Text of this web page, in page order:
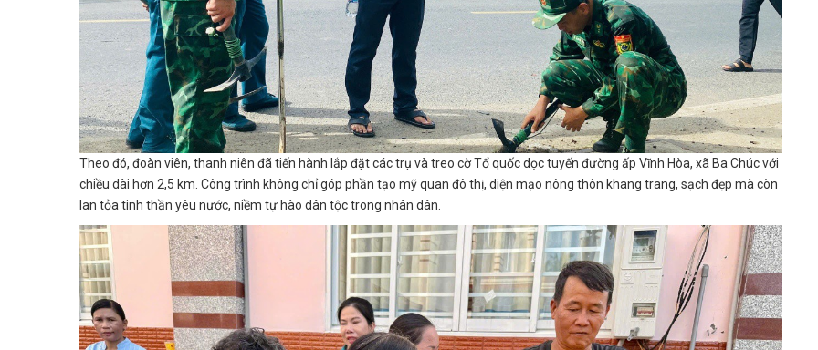
Theo đó, đoàn viên, thanh niên đã tiến hành lắp đặt các trụ và treo cờ Tổ quốc dọc tuyến đường ấp Vĩnh Hòa, xã Ba Chúc với
chiều dài hơn 2,5 km. Công trình không chỉ góp phần tạo mỹ quan đô thị, diện mạo nông thôn khang trang, sạch đẹp mà còn
lan tỏa tinh thần yêu nước, niềm tự hào dân tộc trong nhân dân.